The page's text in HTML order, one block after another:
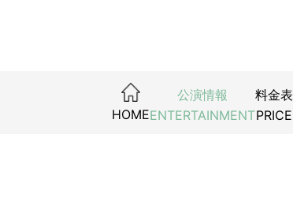
HOME
公演情報
ENTERTAINMENT
料金表
PRICE